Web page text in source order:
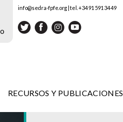
info@sedra-fpfe.org|tel. +34 91 591 34 49
RECURSOS Y PUBLICACIONES